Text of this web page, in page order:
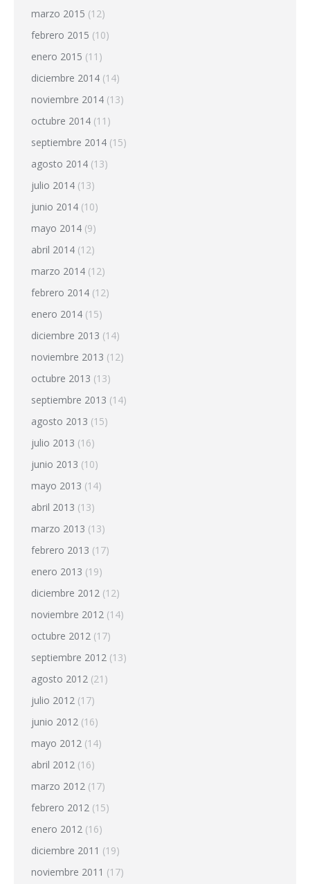
marzo 2015 (12)
febrero 2015 (10)
enero 2015 (11)
diciembre 2014 (14)
noviembre 2014 (13)
octubre 2014 (11)
septiembre 2014 (15)
agosto 2014 (13)
julio 2014 (13)
junio 2014 (10)
mayo 2014 (9)
abril 2014 (12)
marzo 2014 (12)
febrero 2014 (12)
enero 2014 (15)
diciembre 2013 (14)
noviembre 2013 (12)
octubre 2013 (13)
septiembre 2013 (14)
agosto 2013 (15)
julio 2013 (16)
junio 2013 (10)
mayo 2013 (14)
abril 2013 (13)
marzo 2013 (13)
febrero 2013 (17)
enero 2013 (19)
diciembre 2012 (12)
noviembre 2012 (14)
octubre 2012 (17)
septiembre 2012 (13)
agosto 2012 (21)
julio 2012 (17)
junio 2012 (16)
mayo 2012 (14)
abril 2012 (16)
marzo 2012 (17)
febrero 2012 (15)
enero 2012 (16)
diciembre 2011 (19)
noviembre 2011 (17)